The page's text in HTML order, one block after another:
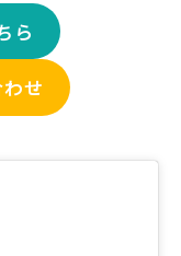
ら
せ